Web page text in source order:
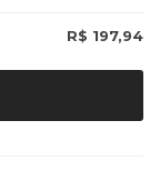
R$ 197,94